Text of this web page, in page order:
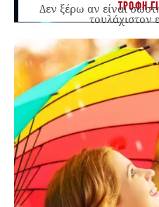
ΤΡΟΦΗ
Δεν ξέρω αν είναι
τουλάχιστον